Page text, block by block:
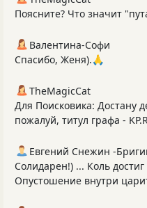
Поясните? Что значит
Валентина-Софи
Спасибо, Женя).🙏
TheMagicCat
Для Поисковика: Достану
пожалуй, титул графа -
Евгений Снежин -
Солидарен!) ... Коль
Опустошение внутри